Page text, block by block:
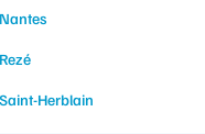
Herblain